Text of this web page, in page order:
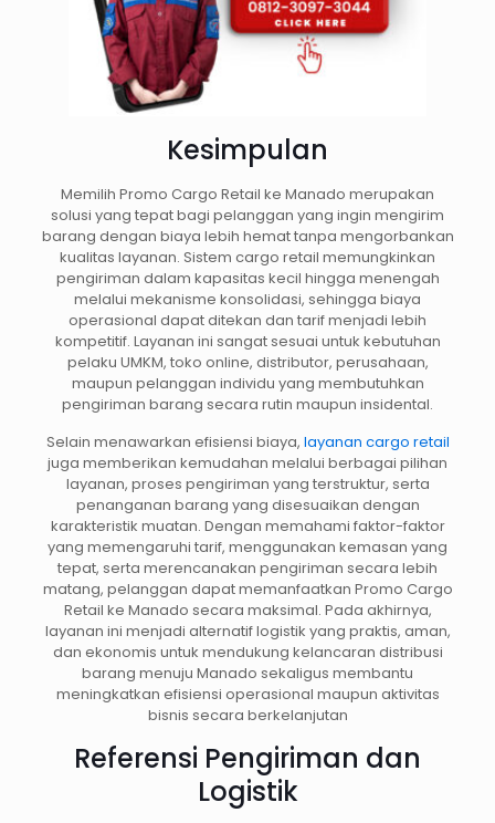
Kesimpulan
Memilih Promo Cargo Retail ke Manado merupakan
solusi yang tepat bagi pelanggan yang ingin mengirim
barang dengan biaya lebih hemat tanpa mengorbankan
kualitas layanan. Sistem cargo retail memungkinkan
pengiriman dalam kapasitas kecil hingga menengah
melalui mekanisme konsolidasi, sehingga biaya
operasional dapat ditekan dan tarif menjadi lebih
kompetitif. Layanan ini sangat sesuai untuk kebutuhan
pelaku UMKM, toko online, distributor, perusahaan,
maupun pelanggan individu yang membutuhkan
pengiriman barang secara rutin maupun insidental.
Selain menawarkan efisiensi biaya, layanan cargo retail
juga memberikan kemudahan melalui berbagai pilihan
layanan, proses pengiriman yang terstruktur, serta
penanganan barang yang disesuaikan dengan
karakteristik muatan. Dengan memahami faktor-faktor
yang memengaruhi tarif, menggunakan kemasan yang
tepat, serta merencanakan pengiriman secara lebih
matang, pelanggan dapat memanfaatkan Promo Cargo
Retail ke Manado secara maksimal. Pada akhirnya,
layanan ini menjadi alternatif logistik yang praktis, aman,
dan ekonomis untuk mendukung kelancaran distribusi
barang menuju Manado sekaligus membantu
meningkatkan efisiensi operasional maupun aktivitas
bisnis secara berkelanjutan
Referensi Pengiriman dan
Logistik